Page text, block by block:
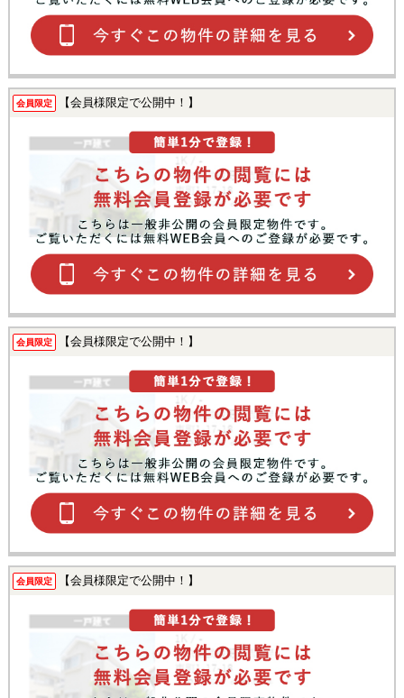
会員限定 【会員様限定で公開中！】
会員限定 【会員様限定で公開中！】
会員限定 【会員様限定で公開中！】